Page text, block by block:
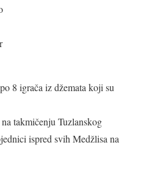
8 igrača iz džemata koji su
takmičenju Tuzlanskog
ispred svih Medžlisa na